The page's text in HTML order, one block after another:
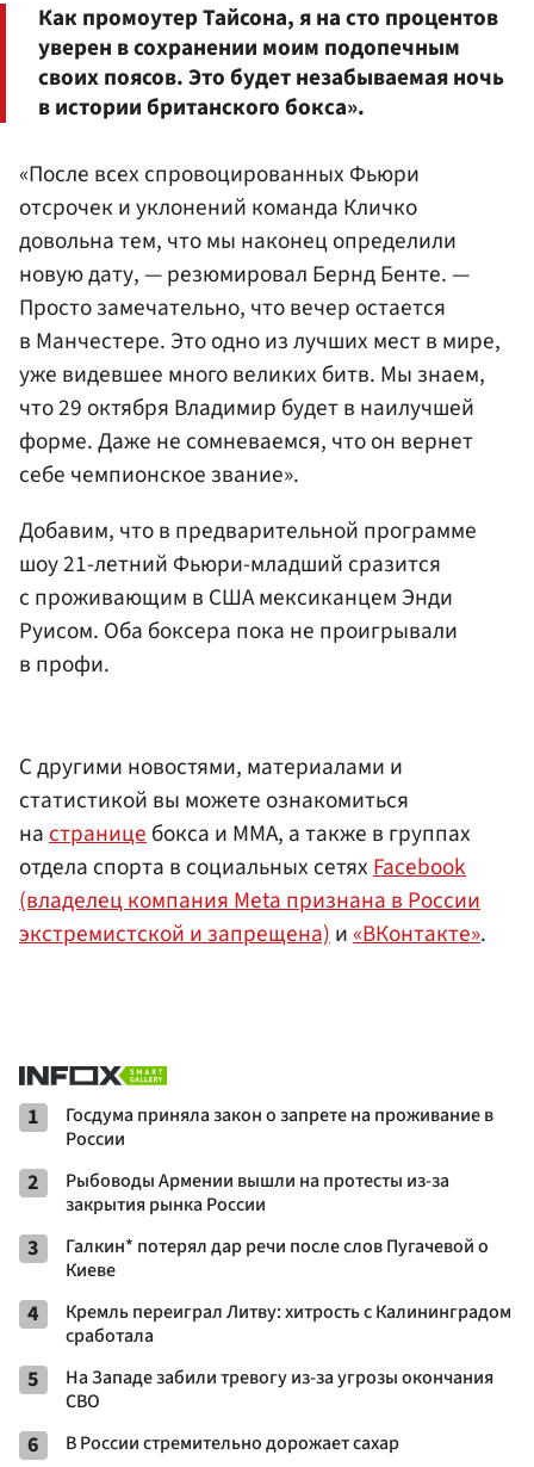
Как промоутер Тайсона, я на сто процентов
уверен в сохранении моим подопечным
своих поясов. Это будет незабываемая ночь
в истории британского бокса».
«После всех спровоцированных Фьюри
отсрочек и уклонений команда Кличко
довольна тем, что мы наконец определили
новую дату, — резюмировал Бернд Бенте. —
Просто замечательно, что вечер остается
в Манчестере. Это одно из лучших мест в мире,
уже видевшее много великих битв. Мы знаем,
что 29 октября Владимир будет в наилучшей
форме. Даже не сомневаемся, что он вернет
себе чемпионское звание».
Добавим, что в предварительной программе
шоу 21-летний Фьюри-младший сразится
с проживающим в США мексиканцем Энди
Руисом. Оба боксера пока не проигрывали
в профи.
С другими новостями, материалами и
статистикой вы можете ознакомиться
настраницебокса и ММА, а также в группах
отдела спорта в социальных сетяхFacebook
(владелец компания Meta признана в России
экстремистской и запрещена)и«ВКонтакте».
1
Госдума приняла закон о запрете на проживание в
России
2
Рыбоводы Армении вышли на протесты из-за
закрытия рынка России
3
Галкин* потерял дар речи после слов Пугачевой о
Киеве
4
Кремль переиграл Литву: хитрость с Калининградом
сработала
5
На Западе забили тревогу из-за угрозы окончания
СВО
6 В России стремительно дорожает сахар